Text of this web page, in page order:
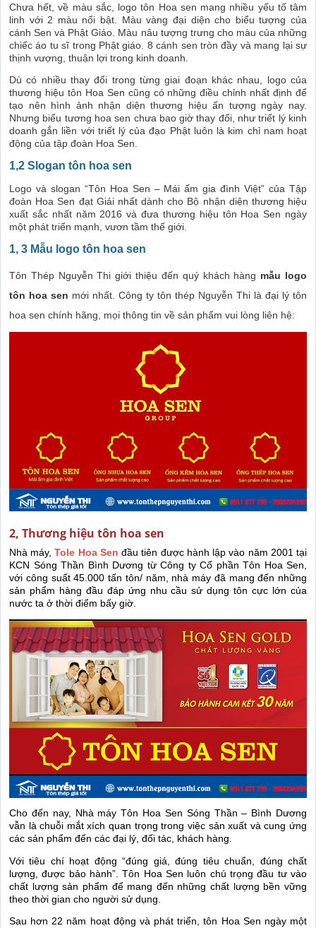
Chưa hết, về màu sắc, logo tôn Hoa sen mang nhiều yếu tố tâm
linh với 2 màu nổi bật. Màu vàng đại diện cho biểu tượng của
cánh Sen và Phật Giáo. Màu nâu tượng trưng cho màu của những
chiếc áo tu sĩ trong Phật giáo. 8 cánh sen tròn đầy và mang lại sự
thịnh vượng, thuận lợi trong kinh doanh.
Dù có nhiều thay đổi trong từng giai đoạn khác nhau, logo của
thương hiệu tôn Hoa Sen cũng có những điều chỉnh nhất định để
tạo nên hình ảnh nhận diện thương hiệu ấn tượng ngày nay.
Nhưng biểu tương hoa sen chưa bao giờ thay đổi, như triết lý kinh
doanh gắn liền với triết lý của đạo Phật luôn là kim chỉ nam hoạt
động của tập đoàn Hoa Sen.
1,2 Slogan tôn hoa sen
Logo và slogan “Tôn Hoa Sen – Mái ấm gia đình Việt” của Tập
đoàn Hoa Sen đạt Giải nhất dành cho Bộ nhận diện thương hiệu
xuất sắc nhất năm 2016 và đưa thương hiệu tôn Hoa Sen ngày
một phát triển mạnh, vươn tầm thế giới.
1, 3 Mẫu logo tôn hoa sen
Tôn Thép Nguyễn Thi giới thiệu đến quý khách hàng mẫu logo
tôn hoa sen mới nhất. Công ty tôn thép Nguyễn Thi là đại lý tôn
hoa sen chính hãng, mọi thông tin về sản phẩm vui lòng liên hệ:
2, Thương hiệu tôn hoa sen
Nhà máy,Tole Hoa Sen đầu tiên được hành lập vào năm 2001 tại
KCN Sóng Thần Bình Dương từ Công ty Cổ phần Tôn Hoa Sen,
với công suất 45.000 tấn tôn/ năm, nhà máy đã mang đến những
sản phẩm hàng đầu đáp ứng nhu cầu sử dụng tôn cực lớn của
nước ta ở thời điểm bấy giờ.
Cho đến nay, Nhà máy Tôn Hoa Sen Sóng Thần – Bình Dương
vẫn là chuỗi mắt xích quan trọng trong việc sản xuất và cung ứng
các sản phẩm đến các đại lý, đối tác, khách hàng.
Với tiêu chí hoạt động “đúng giá, đúng tiêu chuẩn, đúng chất
lượng, được bảo hành”. Tôn Hoa Sen luôn chú trọng đầu tư vào
chất lượng sản phẩm để mang đến những chất lượng bền vững
theo thời gian cho người sử dụng.
Sau hơn 22 năm hoạt động và phát triển, tôn Hoa Sen ngày một